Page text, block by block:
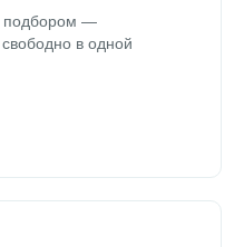
подбором —
в одной